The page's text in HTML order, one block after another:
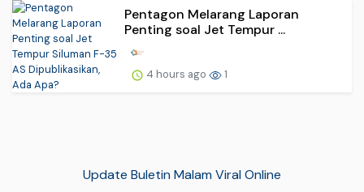
Pentagon Melarang Laporan
Penting soal Jet Tempur ...
4 hours ago 1
Update Buletin Malam Viral Online